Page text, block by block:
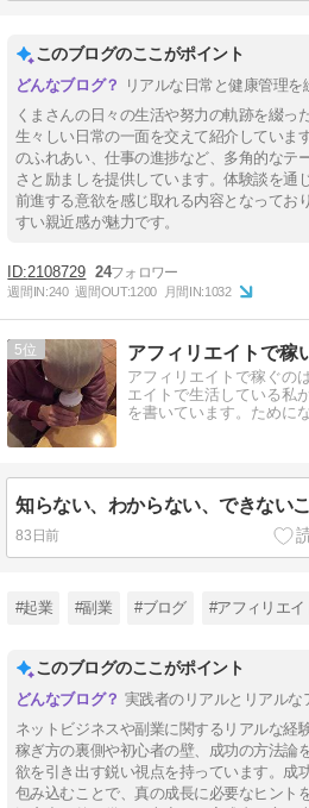
このブログのここがポイント
リアルな日常と健康管理を
くまさんの日々の生活や努力の軌跡を綴っ
生々しい日常の一面を交えて紹介していま
のふれあい、仕事の進捗など、多角的なテ
さと励ましを提供しています。体験談を通
前進する意欲を感じ取れる内容となってお
すい親近感が魅力です。
2108729 24
週間IN:240 週間OUT:1200 月間IN:1032
5 アフィリエイトで稼
アフィリエイトで稼ぐの
エイトで生活している私
を書いています。ために
83日前
#起業 #副業 #ブログ #アフィリエイ
このブログのここがポイント
実践者のリアルとリアルな
ネットビジネスや副業に関するリアルな経
稼ぎ方の裏側や初心者の壁、成功の方法論
欲を引き出す鋭い視点を持っています。成
包み込むことで、真の成長に必要なヒント